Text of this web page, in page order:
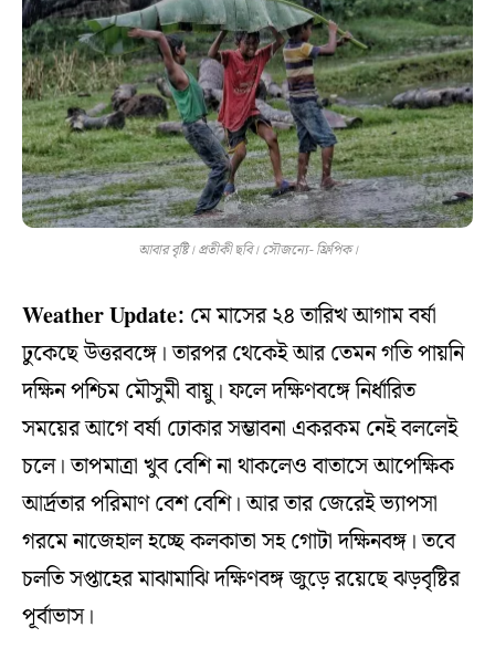
আবার বৃষ্টি। প্রতীকী ছবি। সৌজন্যে- ফ্রিপিক।
Weather Update: মে মাসের ২৪ তারিখ আগাম বর্ষা
ঢুকেছে উত্তরবঙ্গে। তারপর থেকেই আর তেমন গতি পায়নি
দক্ষিন পশ্চিম মৌসুমী বায়ু। ফলে দক্ষিণবঙ্গে নির্ধারিত
সময়ের আগে বর্ষা ঢোকার সম্ভাবনা একরকম নেই বললেই
চলে। তাপমাত্রা খুব বেশি না থাকলেও বাতাসে আপেক্ষিক
আর্দ্রতার পরিমাণ বেশ বেশি। আর তার জেরেই ভ্যাপসা
গরমে নাজেহাল হচ্ছে কলকাতা সহ গোটা দক্ষিনবঙ্গ। তবে
চলতি সপ্তাহের মাঝামাঝি দক্ষিণবঙ্গ জুড়ে রয়েছে ঝড়বৃষ্টির
পূর্বাভাস।